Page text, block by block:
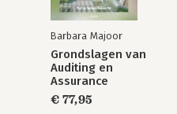
Barbara Majoor
Grondslagen van
Auditing en
Assurance
€ 77,95